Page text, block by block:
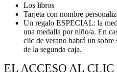
Los libros
Tarjeta con nombre
Un regalo ESPECIAL: la
una medalla por niño/a. En
clic de verano habrá un
de la segunda caja.
EL ACCESO AL CLIC